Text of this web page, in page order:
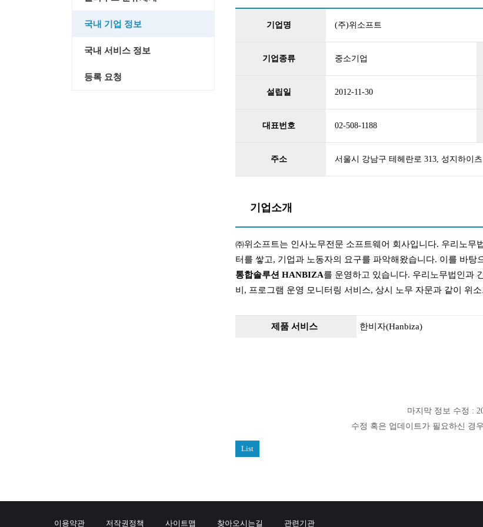
기업명 (주)위소프트
기업종류 중소기업
설립일 2012-11-30
대표번호 02-508-1188
주소 서울시 강남구 테헤란로 313, 성지하이
기업소개
㈜위소프트는 인사노무전문 소프트웨어 회사입니다. 우리노무
터를 쌓고, 기업과 노동자의 요구를 파악해왔습니다. 이를 바
통합솔루션 HANBIZA를 운영하고 있습니다. 우리노무법인과
비, 프로그램 운영 모니터링 서비스, 상시 노무 자문과 같이 위
제품 서비스 한비자(Hanbiza)
마지막 정보 수정 :
수정 혹은 업데이트가 필요하신 경
List
국내 기업 정보
국내 서비스 정보
등록 요청
이용약관 저작권정책 사이트맵 찾아오시는길 관련기관